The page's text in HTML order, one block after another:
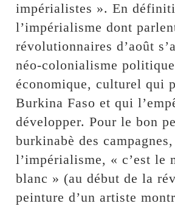
impérialistes ». En
l’impérialisme dont
révolutionnaires d’août
néo-colonialisme
économique, culturel qui
Burkina Faso et qui
développer. Pour le bon
burkinabè des campagnes,
l’impérialisme, « c’est le
blanc » (au début de la
peinture d’un artiste